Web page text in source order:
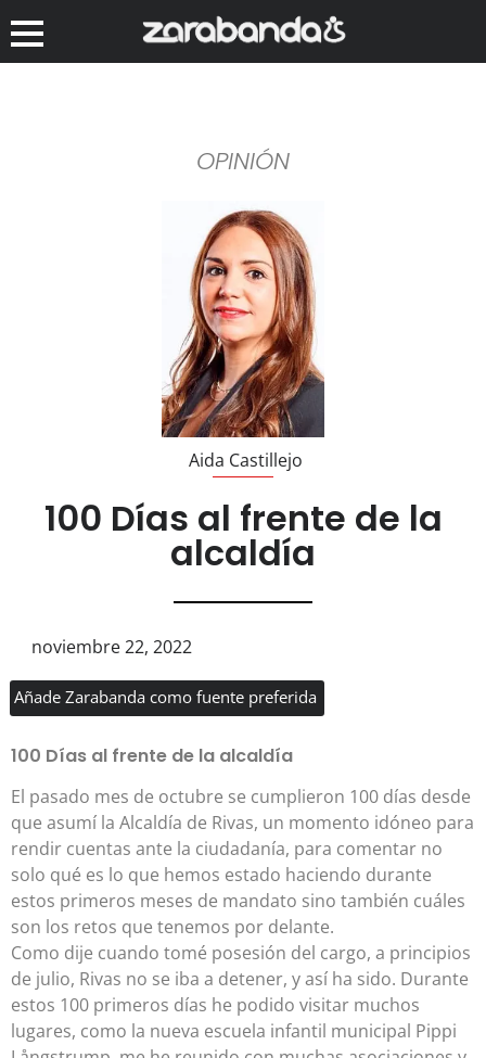
OPINIÓN
Aida Castillejo
100 Días al frente de la
alcaldía
noviembre 22, 2022
Añade Zarabanda como fuente preferida
100 Días al frente de la alcaldía
El pasado mes de octubre se cumplieron 100 días desde
que asumí la Alcaldía de Rivas, un momento idóneo para
rendir cuentas ante la ciudadanía, para comentar no
solo qué es lo que hemos estado haciendo durante
estos primeros meses de mandato sino también cuáles
son los retos que tenemos por delante.
Como dije cuando tomé posesión del cargo, a principios
de julio, Rivas no se iba a detener, y así ha sido. Durante
estos 100 primeros días he podido visitar muchos
lugares, como la nueva escuela infantil municipal Pippi